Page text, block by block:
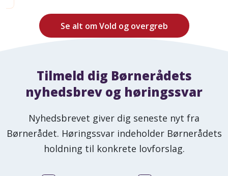
Se alt om Vold og overgreb
Tilmeld dig Børnerådets
nyhedsbrev og høringssvar
Nyhedsbrevet giver dig seneste nyt fra
Børnerådet. Høringssvar indeholder Børnerådets
holdning til konkrete lovforslag.